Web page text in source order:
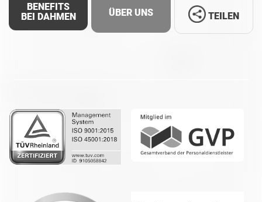
BENEFITS
BEI DAHMEN
ÜBER UNS TEILEN